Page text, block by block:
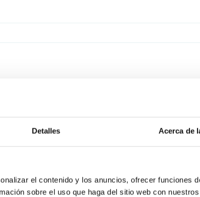
Detalles Acerca de
el contenido y los anuncios, ofrecer funciones
sobre el uso que haga del sitio web con